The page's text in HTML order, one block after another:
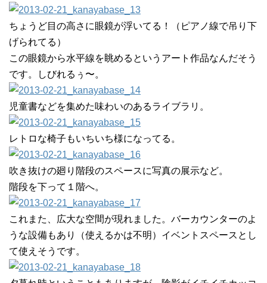
ちょうど目の高さに眼鏡が浮いてる！（ピアノ線で吊り下
げられてる）
この眼鏡から水平線を眺めるというアート作品なんだそう
です。しびれるぅ〜。
児童書などを集めた味わいのあるライブラリ。
レトロな椅子もいちいち様になってる。
吹き抜けの廻り階段のスペースに写真の展示など。
階段を下って１階へ。
これまた、広大な空間が現れました。バーカウンターのよ
うな設備もあり（使えるかは不明）イベントスペースとし
て使えそうです。